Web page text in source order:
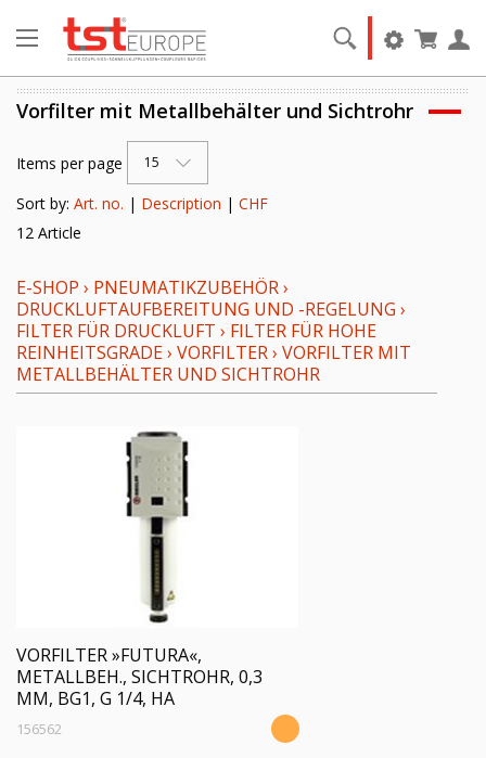
Vorfilter mit Metallbehälter und Sichtrohr
Items per page 15
Sort by: Art. no. | Description | CHF
12 Article
E-SHOP › PNEUMATIKZUBEHÖR›
DRUCKLUFTAUFBEREITUNG UND -REGELUNG ›
FILTER FÜR DRUCKLUFT › FILTER FÜR HOHE
REINHEITSGRADE› VORFILTER› VORFILTER MIT
METALLBEHÄLTER UND SICHTROHR
VORFILTER »FUTURA«,
METALLBEH., SICHTROHR, 0,3
ΜM, BG1, G 1/4, HA
156562